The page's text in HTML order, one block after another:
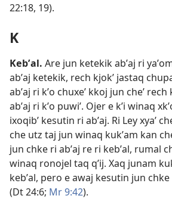
22:18, 19).
K
Kebʼal. Are jun ketekik abʼaj ri
abʼaj ketekik, rech kjokʼ jastaq
abʼaj ri kʼo chuxeʼ kkoj jun cheʼ
abʼaj ri kʼo puwiʼ. Ojer e kʼi winaq
ixoqibʼ kesutin ri abʼaj. Ri Ley xyaʼ
che utz taj jun winaq kukʼam kan
jun chke ri abʼaj re ri kebʼal, rumal
winaq ronojel taq qʼij. Xaq junam
kebʼal, pero e awaj kesutin jun chke
(Dt 24:6; Mr 9:42).